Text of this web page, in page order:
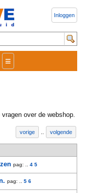
Inloggen
≡
over de webshop.
vorige volgende
pag: .. 4 5
pag: .. 5 6